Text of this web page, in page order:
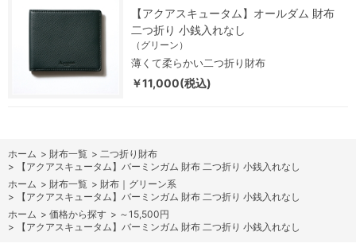
【アクアスキュータム】オールダム 財布
二つ折り 小銭入れなし
（グリーン）
薄くて柔らかい二つ折り財布
￥11,000(税込)
ホーム > 財布一覧 > 二つ折り財布
>
【アクアスキュータム】バーミンガム 財布 二つ折り 小銭入れなし
ホーム > 財布一覧 > 財布｜グリーン系
>
【アクアスキュータム】バーミンガム 財布 二つ折り 小銭入れなし
ホーム > 価格から探す > ～15,500円
>
【アクアスキュータム】バーミンガム 財布 二つ折り 小銭入れなし